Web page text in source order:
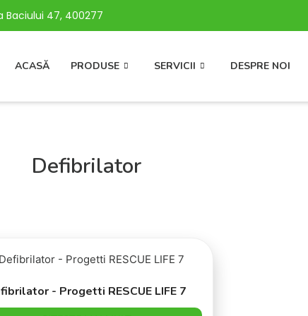
Baciului 47, 400277
ACASĂ PRODUSE SERVICII DESPRE NOI
Defibrilator
- Progetti RESCUE LIFE 7